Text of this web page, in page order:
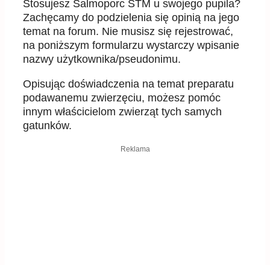
Stosujesz Salmoporc STM u swojego pupila?
Zachęcamy do podzielenia się opinią na jego
temat na forum. Nie musisz się rejestrować,
na poniższym formularzu wystarczy wpisanie
nazwy użytkownika/pseudonimu.
Opisując doświadczenia na temat preparatu
podawanemu zwierzęciu, możesz pomóc
innym właścicielom zwierząt tych samych
gatunków.
Reklama